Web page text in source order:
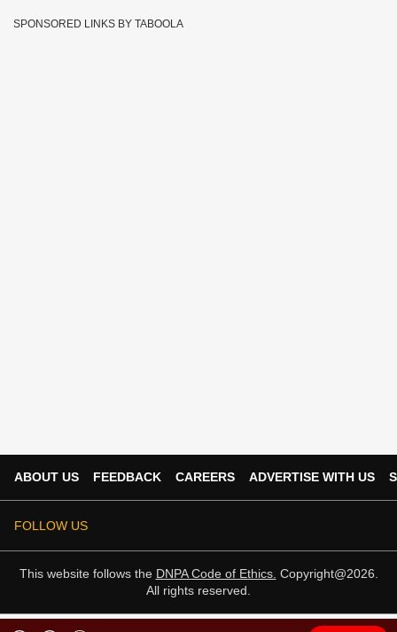
SPONSORED LINKS BY TABOOLA
ABOUT US FEEDBACK CAREERS ADVERTISE WITH US
FOLLOW US
This website follows the DNPA Code of Ethics. Copyright@2026.
All rights reserved.